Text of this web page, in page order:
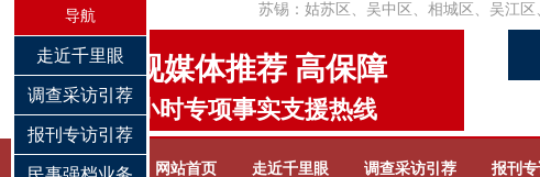
苏锡：姑苏区、吴中区、相城区、吴江
电视媒体推荐 高保障
24小时专项事实支援热线
网站首页 走近千里眼 调查采访引荐 报刊
导航
走近千里眼
调查采访引荐
报刊专访引荐